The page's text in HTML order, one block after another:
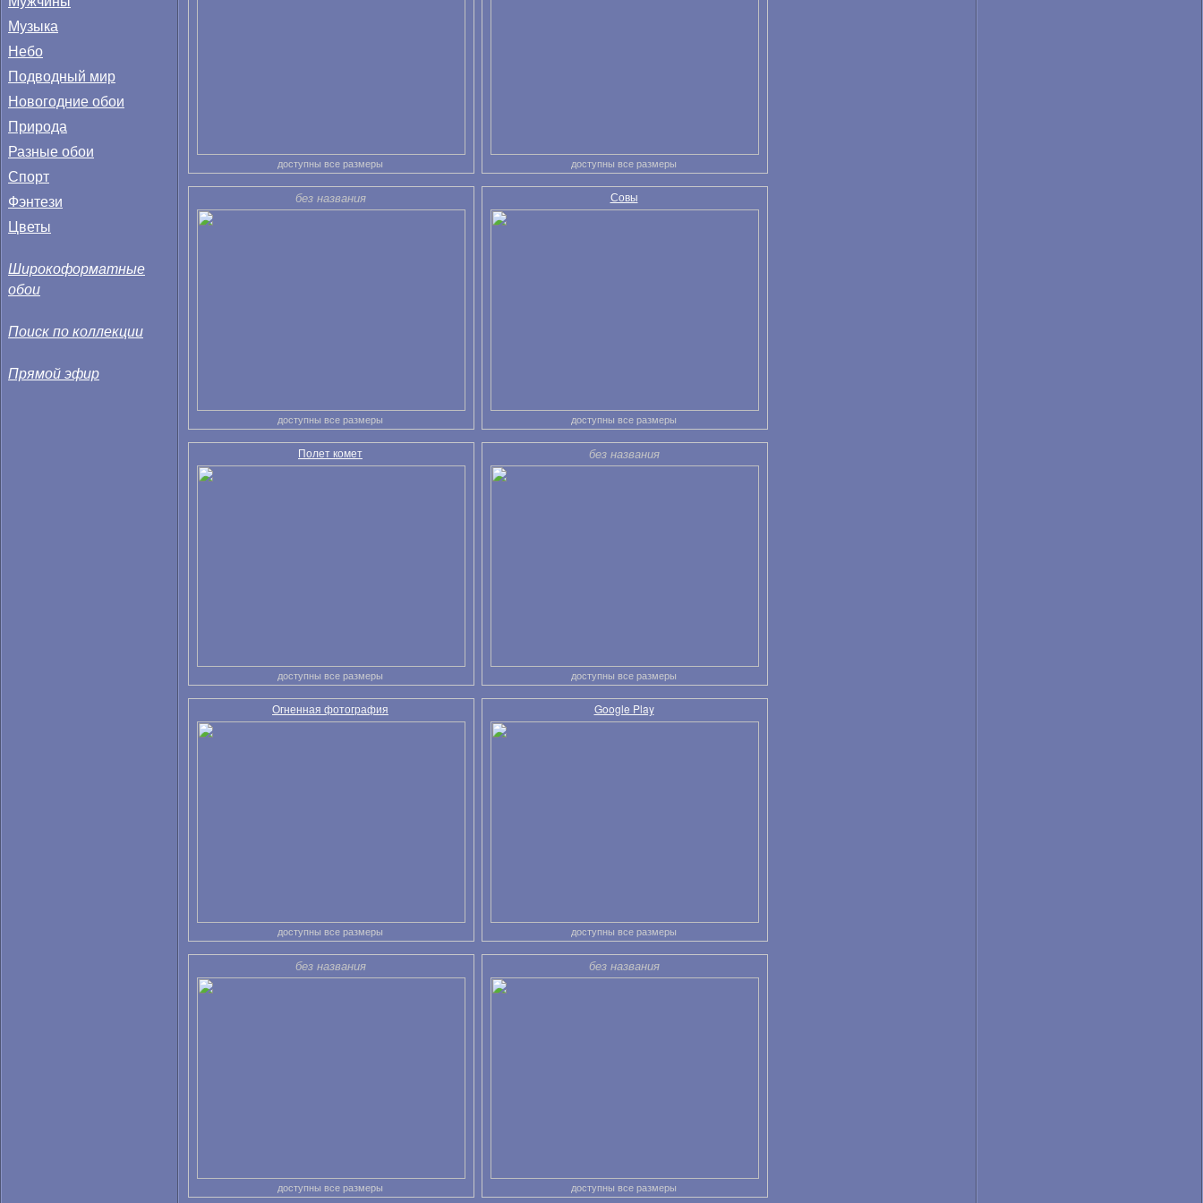
Музыка
Небо
Подводный мир
Новогодние обои
Природа
Разные обои
Спорт
Фэнтези
Цветы
Широкоформатные
обои
Поиск по коллекции
Прямой эфир
доступны все размеры доступны все размеры
без названия
доступны все размеры
Совы
доступны все размеры
Полет комет
доступны все размеры
без названия
доступны все размеры
Огненная фотография
доступны все размеры
Google Play
доступны все размеры
без названия
доступны все размеры
без названия
доступны все размеры